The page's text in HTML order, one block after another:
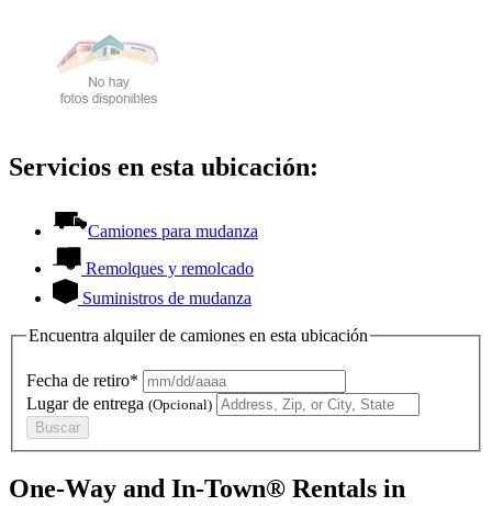
Servicios en esta ubicación:
Camiones para mudanza
Remolques y remolcado
Suministros de mudanza
Encuentra alquiler de camiones en esta ubicación
Fecha de retiro*
Lugar de entrega (Opcional)
Buscar
One-Way and In-Town® Rentals in